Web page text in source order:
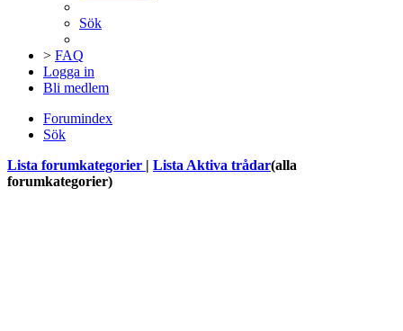
Sök
> FAQ
Logga in
Bli medlem
Forumindex
Sök
Lista forumkategorier
Lista Aktiva trådar(alla
forumkategorier)